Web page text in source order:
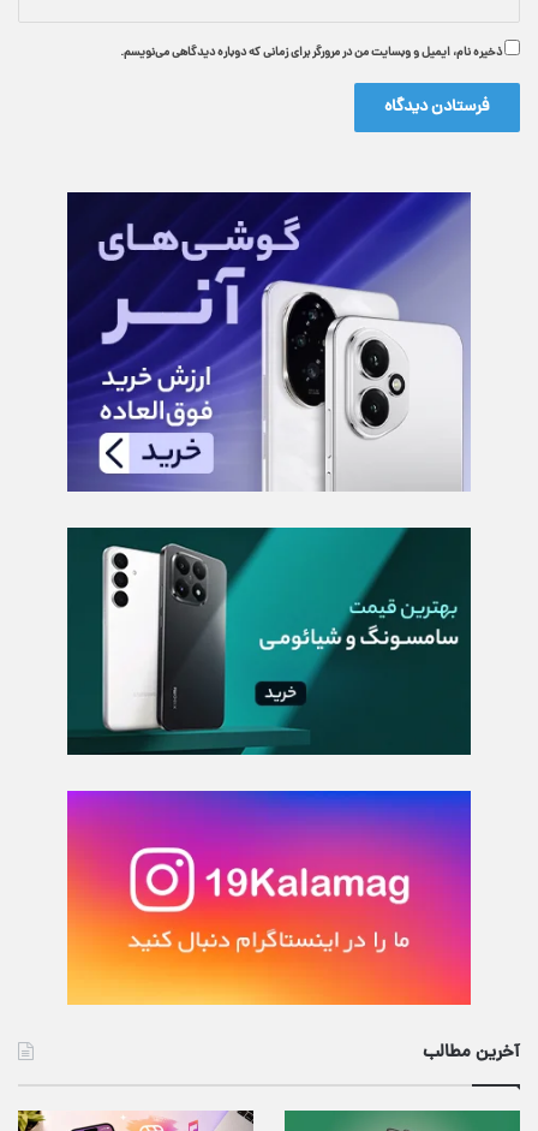
ذخیره نام، ایمیل و وبسایت من در مرورگر برای زمانی که دوباره دیدگاهی می‌نویسم.
آخرین مطالب